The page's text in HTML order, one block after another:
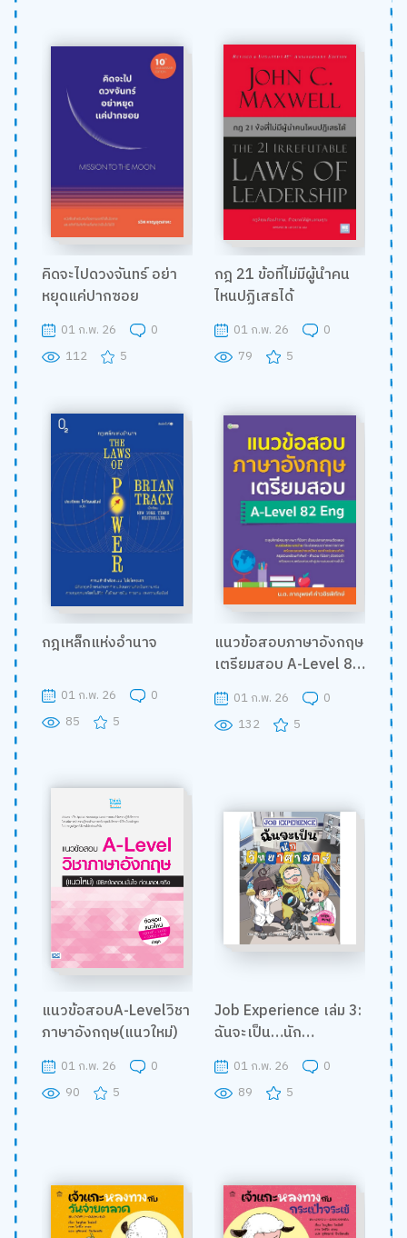
คิดจะไปดวงจันทร์ อย่า
หยุดแค่ปากซอย
01 ก.พ. 26
0
112
5
กฎ 21 ข้อที่ไม่มีผู้นำคน
ไหนปฏิเสธได้
01 ก.พ. 26
0
79
5
กฎเหล็กแห่งอำนาจ
01 ก.พ. 26
0
85
5
แนวข้อสอบภาษาอังกฤษ
เตรียมสอบ A-Level 82
Eng 01 ก.พ. 26
0
132
5
แนวข้อสอบA-Levelวิชา
ภาษาอังกฤษ(แนวใหม่)
01 ก.พ. 26
0
90
5
Job Experience เล่ม 3:
ฉันจะเป็น…นัก
วิทยาศาสตร์
01 ก.พ. 26
0
89
5